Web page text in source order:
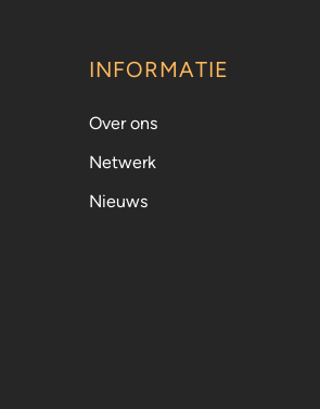
INFORMATIE
Over ons
Netwerk
Nieuws